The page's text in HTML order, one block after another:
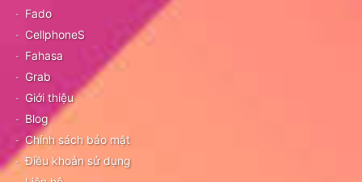
Fado
CellphoneS
Fahasa
Grab
Giới thiệu
Blog
Chính sách bảo mật
Điều khoản sử dụng